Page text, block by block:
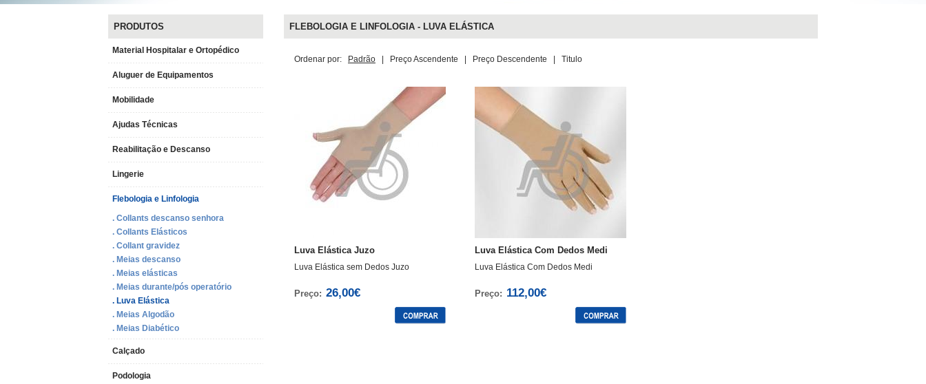
PRODUTOS
Material Hospitalar e Ortopédico
Aluguer de Equipamentos
Mobilidade
Ajudas Técnicas
Reabilitação e Descanso
Lingerie
Flebologia e Linfologia
. Collants descanso senhora
. Collants Elásticos
. Collant gravidez
. Meias descanso
. Meias elásticas
. Meias durante/pós operatório
. Luva Elástica
. Meias Algodão
. Meias Diabético
Calçado
Podologia
FLEBOLOGIA E LINFOLOGIA - LUVA ELÁSTICA
Ordenar por: Padrão Preço Ascendente Preço Descendente Titulo
Luva Elástica Juzo
Luva Elástica sem Dedos Juzo
Preço: 26,00€
Luva Elástica Com Dedos Medi
Luva Elástica Com Dedos Medi
Preço: 112,00€